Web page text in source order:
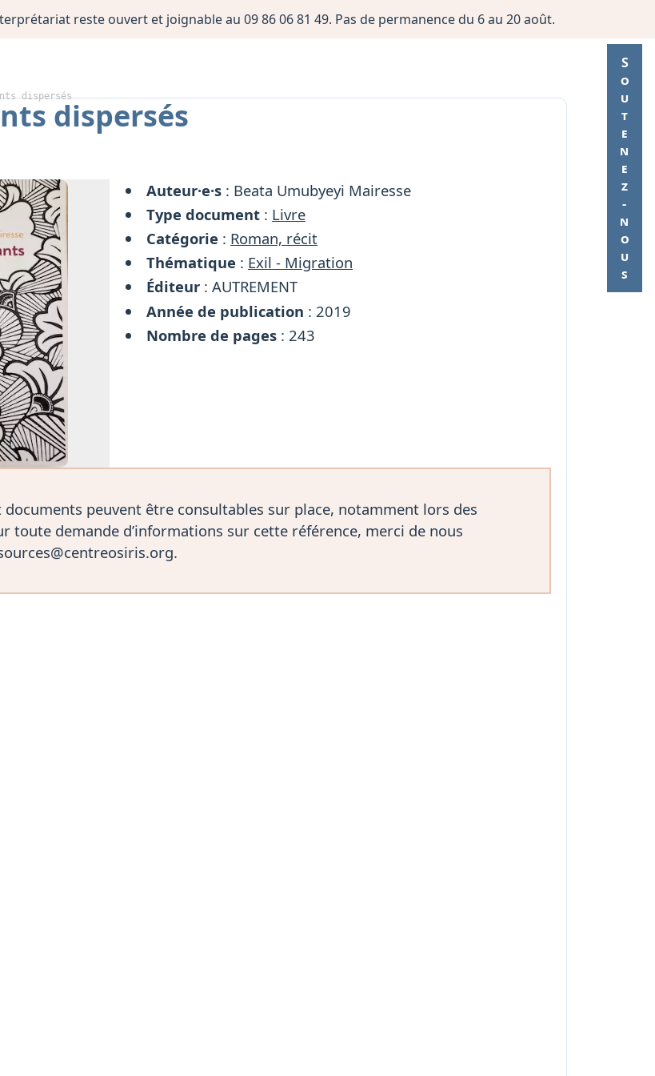
reste ouvert et joignable au 09 86 06 81 49. Pas de permanence du 6 au 20 août.
Soutenez-nous
dispersésdispersés
Auteur·e·s : Beata Umubyeyi Mairesse
Type document : Livre
Catégorie : Roman, récit
Thématique : Exil - Migration
Éditeur : AUTREMENT
Année de publication : 2019
Nombre de pages : 243
documents peuvent être consultables sur place, notamment lors des
toute demande d’informations sur cette référence, merci de nous